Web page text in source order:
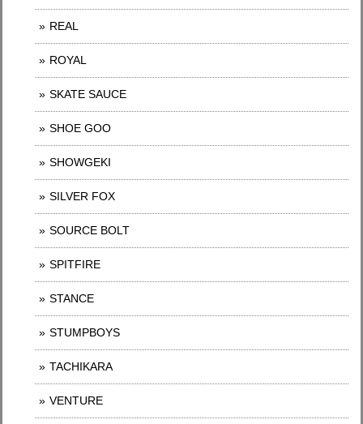
REAL
ROYAL
SKATE SAUCE
SHOE GOO
SHOWGEKI
SILVER FOX
SOURCE BOLT
SPITFIRE
STANCE
STUMPBOYS
TACHIKARA
VENTURE